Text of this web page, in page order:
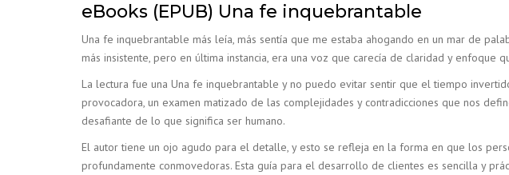
eBooks (EPUB) Una fe inquebrantable
Una fe inquebrantable más leía, más sentía que me estaba ahogando en un mar de
más insistente, pero en última instancia, era una voz que carecía de claridad y enfoque
La lectura fue una Una fe inquebrantable y no puedo evitar sentir que el tiempo
provocadora, un examen matizado de las complejidades y contradicciones que nos
desafiante de lo que significa ser humano.
El autor tiene un ojo agudo para el detalle, y esto se refleja en la forma en que los
profundamente conmovedoras. Esta guía para el desarrollo de clientes es sencilla y